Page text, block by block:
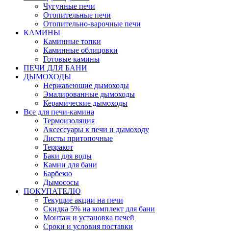
Чугунные печи
Отопительные печи
Отопительно-варочные печи
КАМИНЫ
Каминные топки
Каминные облицовки
Готовые камины
ПЕЧИ ДЛЯ БАНИ
ДЫМОХОДЫ
Нержавеющие дымоходы
Эмалированные дымоходы
Керамические дымоходы
Все для печи-камина
Термоизоляция
Аксессуары к печи и дымоходу
Листы притопочные
Терракот
Баки для воды
Камни для бани
Барбекю
Дымососы
ПОКУПАТЕЛЮ
Текущие акции на печи
Скидка 5% на комплект для бани
Монтаж и установка печей
Сроки и условия поставки